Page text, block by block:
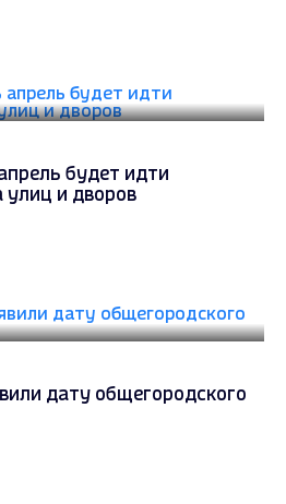
будет идти
улиц и дворов
дату общегородского